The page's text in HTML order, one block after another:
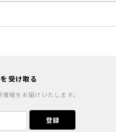
受け取る
報をお届けいたします。
登録